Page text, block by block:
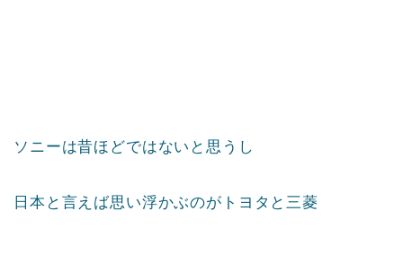
ソニーは昔ほどではないと思うし
日本と言えば思い浮かぶのがトヨタと三菱